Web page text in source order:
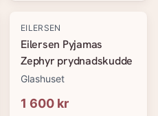
EILERSEN
Eilersen Pyjamas
Zephyr prydnadskudde
Glashuset
1 600 kr